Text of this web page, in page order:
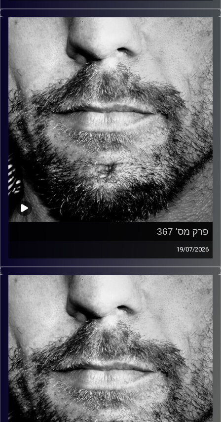
זיפים, מוזיקה מחוספסת של הופעות חיות. הרבה ג'אם, רוק,
בלוז, bluegrass, ג'אז, Fאנק, פרוגרסיב ואפילו אלקטרוניקה.
כל מה שחי, אמיתי ונושם.
עם שמוליק רגב.
קרדיט תמונות: David Goehring
פרק מס' 367
19/07/2026
זיפים, מוזיקה מחוספסת של הופעות חיות. הרבה ג'אם, רוק,
בלוז, bluegrass, ג'אז, Fאנק, פרוגרסיב ואפילו אלקטרוניקה.
כל מה שחי, אמיתי ונושם.
עם שמוליק רגב.
קרדיט תמונות: David Goehring